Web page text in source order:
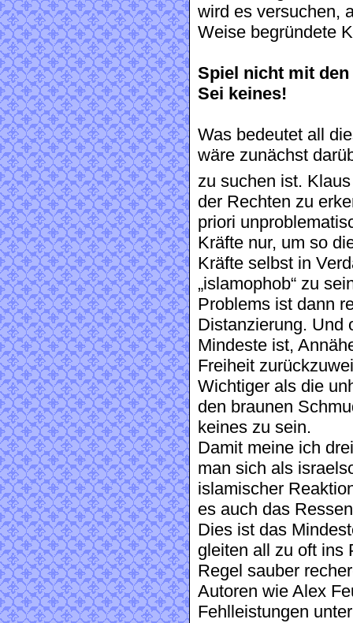
wird es versuchen,
Weise begründete
Spiel nicht mit
Sei keines!
Was bedeutet all
wäre zunächst
zu suchen ist.
der Rechten zu
priori
Kräfte nur, um so
Kräfte selbst in
„islamophob“ zu
Problems ist dann
Distanzierung. Und
Mindeste ist,
Freiheit
Wichtiger als die
den braunen
keines zu sein.
Damit meine ich
man sich als
islamischer
es auch das
Dies ist das
gleiten all zu oft ins
Regel sauber
Autoren wie Alex
Fehlleistungen